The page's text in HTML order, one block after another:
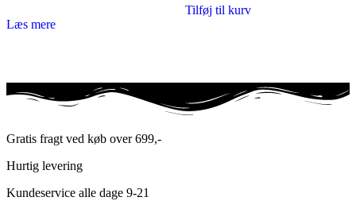
Læs mere
Tilføj til kurv
Gratis fragt ved køb over 699,-
Hurtig levering
Kundeservice alle dage 9-21